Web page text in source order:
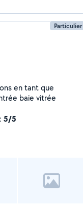
Particulier
en tant que
baie vitrée
5/5